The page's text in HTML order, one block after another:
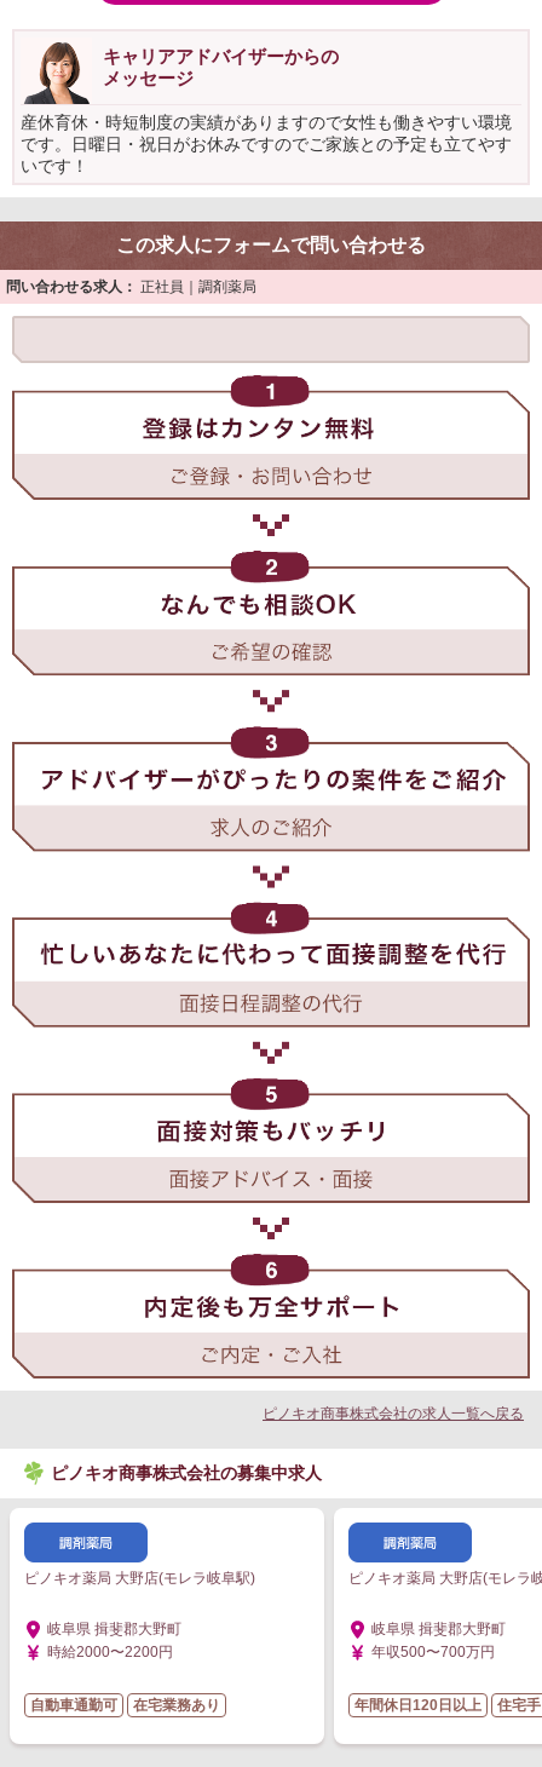
キャリアアドバイザーからの
メッセージ
産休育休・時短制度の実績がありますので女性も働きやすい環境
です。日曜日・祝日がお休みですのでご家族との予定も立てやす
いです！
この求人にフォームで問い合わせる
問い合わせる求人： 正社員｜調剤薬局
ピノキオ商事株式会社の求人一覧へ戻る
ピノキオ商事株式会社の募集中求人
ピノキオ薬局 大野店(モレラ岐阜駅)
岐阜県 揖斐郡大野町
時給2000〜2200円
自動車通勤可 在宅業務あり
ピノキオ薬局 大野店(モレラ
岐阜県 揖斐郡大野町
年収500〜700万円
年間休日120日以上 住宅